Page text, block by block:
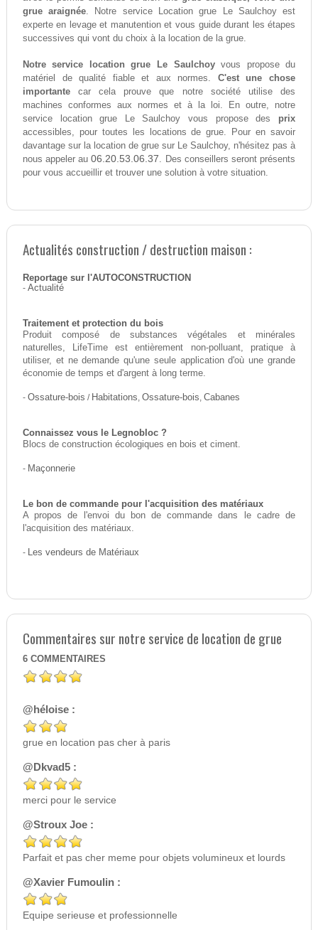
grue araignée. Notre service Location grue Le Saulchoy est
experte en levage et manutention et vous guide durant les étapes
successives qui vont du choix à la location de la grue.
Notre service location grue Le Saulchoyvous propose du
matériel de qualité fiable et aux normes. C'est une chose
importantecar cela prouve que notre société utilise des
machines conformes aux normes et à la loi. En outre, notre
service location grue Le Saulchoy vous propose des prix
accessibles, pour toutes les locations de grue. Pour en savoir
davantage sur la location de grue sur Le Saulchoy, n'hésitez pas à
nous appeler au06.20.53.06.37. Des conseillers seront présents
pour vous accueillir et trouver une solution à votre situation.
Actualités construction / destruction maison :
Reportage sur l'AUTOCONSTRUCTION
- Actualité
Traitement et protection du bois
Produit composé de substances végétales et minérales
naturelles, LifeTime est entièrement non-polluant, pratique à
utiliser, et ne demande qu'une seule application d'où une grande
économie de temps et d'argent à long terme.
- Ossature-bois / Habitations, Ossature-bois, Cabanes
Connaissez vous le Legnobloc ?
Blocs de construction écologiques en bois et ciment.
- Maçonnerie
Le bon de commande pour l'acquisition des matériaux
A propos de l'envoi du bon de commande dans le cadre de
l'acquisition des matériaux.
- Les vendeurs de Matériaux
Commentaires sur notre service de location de grue
6 COMMENTAIRES
@héloise :
grue en location pas cher à paris
@Dkvad5 :
merci pour le service
@Stroux Joe :
Parfait et pas cher meme pour objets volumineux et lourds
@Xavier Fumoulin :
Equipe serieuse et professionnelle